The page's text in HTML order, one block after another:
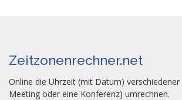
Zeitzonenrechner.net
Online die Uhrzeit (mit Datum)
Meeting oder eine Konferenz) umrechnen.